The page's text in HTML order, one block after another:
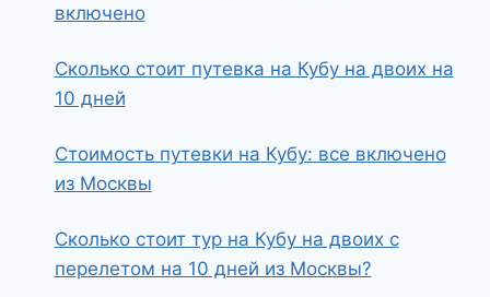
включено
Сколько стоит путевка на Кубу на двоих на
10 дней
Стоимость путевки на Кубу: все включено
из Москвы
Сколько стоит тур на Кубу на двоих с
перелетом на 10 дней из Москвы?